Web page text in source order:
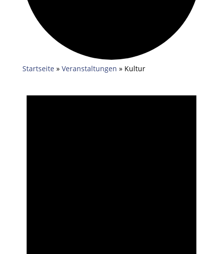
Startseite » Veranstaltungen » Kultur